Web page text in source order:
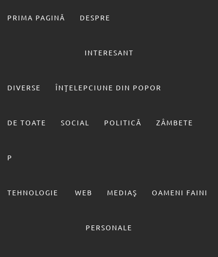
PRIMA PAGINĂ DESPRE
INTERESANT
DIVERSE ÎNŢELEPCIUNE DIN POPOR
DE TOATE SOCIAL POLITICĂ ZÂMBETE
P
TEHNOLOGIE WEB MEDIAŞ OAMENI FAINI
PERSONALE
UN SIMPLU OM!
300x250_61047_1447924420